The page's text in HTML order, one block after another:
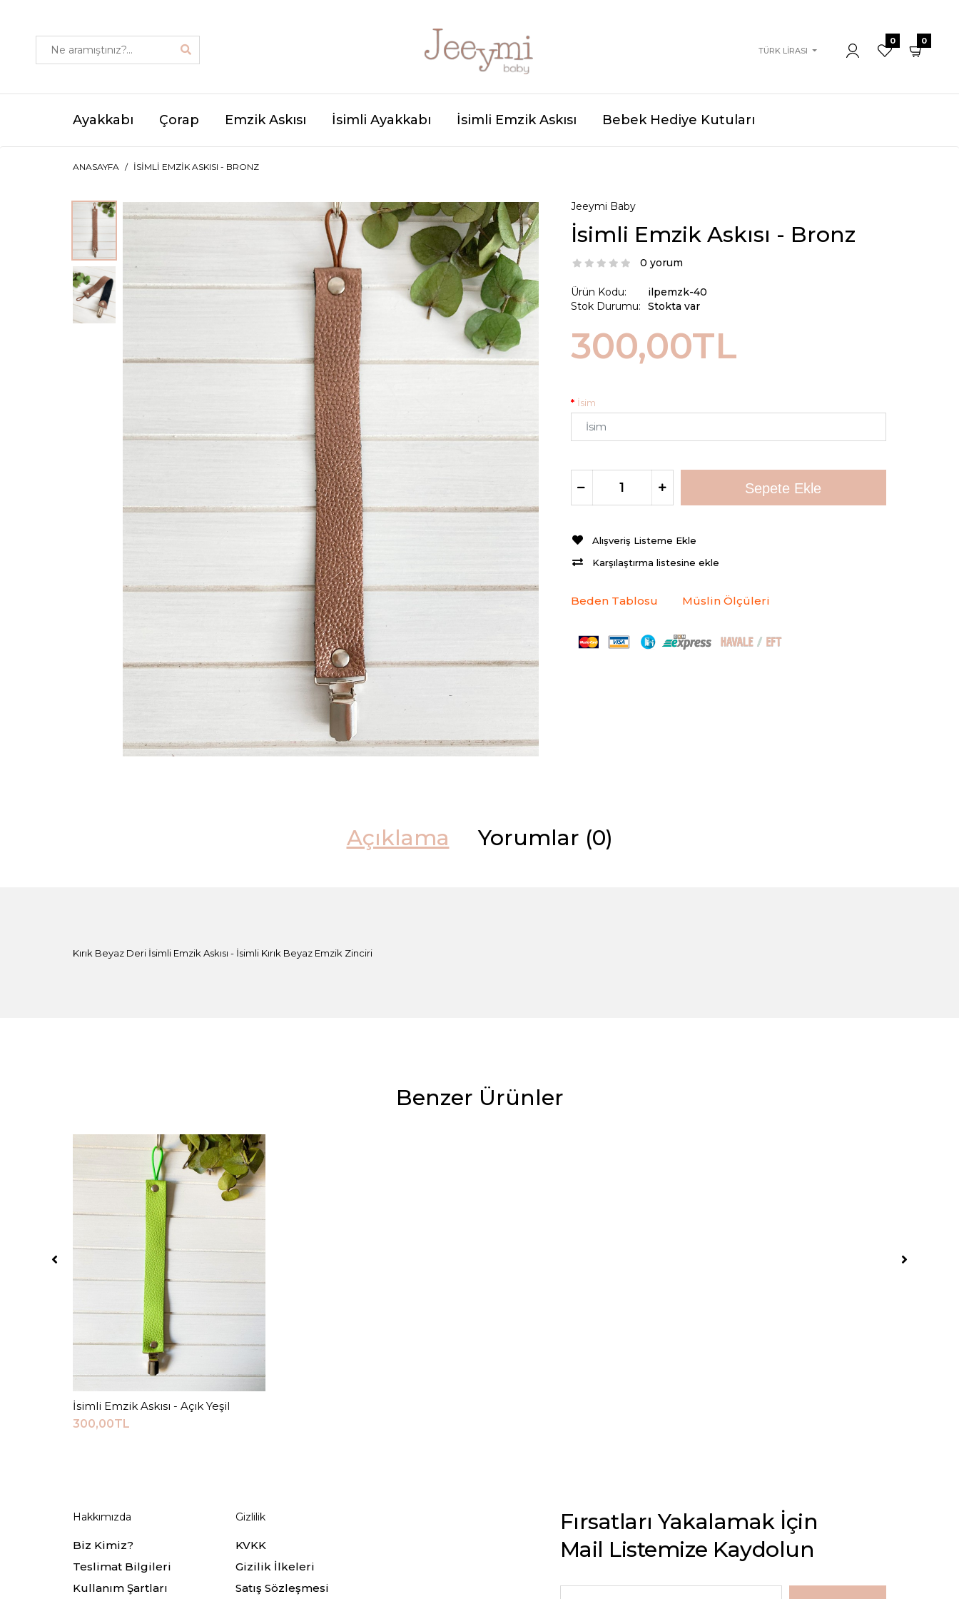
TÜRK LIRASI
0 0
Ayakkabı Çorap Emzik Askısı İsimli Ayakkabı İsimli Emzik Askısı Bebek Hediye Kutuları
ANASAYFA İSIMLI EMZIK ASKISI - BRONZ
Jeeymi Baby
İsimli Emzik Askısı - Bronz
0 yorum
Ürün Kodu:
Stok Durumu:
ilpemzk-40
Stokta var
300,00TL
İsim
Alışveriş Listeme Ekle
Karşılaştırma listesine ekle
Beden Tablosu Müslin Ölçüleri
Açıklama Yorumlar (0)
Kırık Beyaz Deri İsimli Emzik Askısı - İsimli Kırık Beyaz Emzik Zinciri
Benzer Ürünler
Sepete Ekle
İsimli Emzik Askısı - Açık Yeşil
300,00TL
Hakkımızda
Biz Kimiz?
Teslimat Bilgileri
Kullanım Şartları
Gizlilik
KVKK
Gizilik İlkeleri
Satış Sözleşmesi
Fırsatları Yakalamak İçin
Mail Listemize Kaydolun